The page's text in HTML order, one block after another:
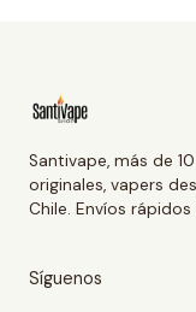
Santivape, más de
originales, vapers
Chile. Envíos
Síguenos